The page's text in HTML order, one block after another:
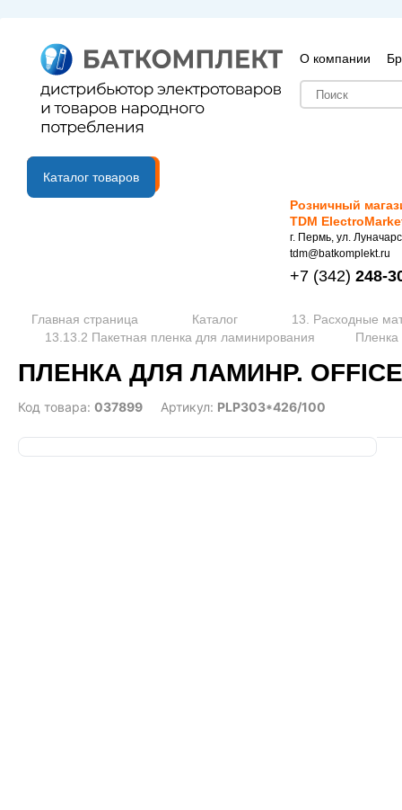
О компании
B2B портал
Каталог товаров
Розничный
TDM
г. Пермь, ул.
tdm@batkomplekt.ru
+7 (342) 248-
Главная страница Каталог
13. Расходные
13.13.2 Пакетная пленка для ламинирования
ПЛЕНКА ДЛЯ ЛАМИНР.
Код товара: 037899 Артикул: PLP303*426/100